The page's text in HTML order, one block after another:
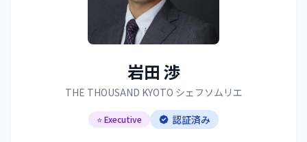
岩田 渉
THE THOUSAND KYOTO シェフソムリエ
⭐ Executive 認証済み